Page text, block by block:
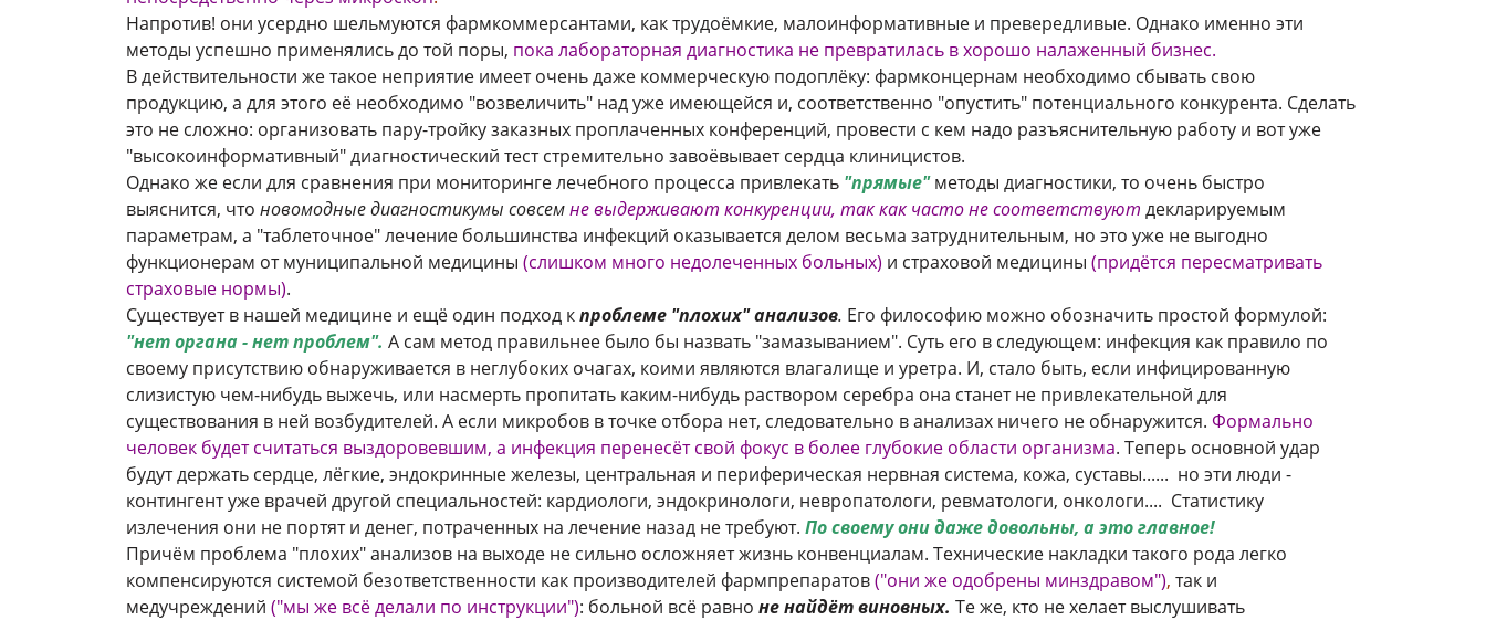
Напротив! они усердно шельмуются фармкоммерсантами, как трудоёмкие, малоинформативные и превередливые. Однако именно эти
методы успешно применялись до той поры, пока лабораторная диагностика не превратилась в хорошо налаженный бизнес.
В действительности же такое неприятие имеет очень даже коммерческую подоплёку: фармконцернам необходимо сбывать свою
продукцию, а для этого её необходимо "возвеличить" над уже имеющейся и, соответственно "опустить" потенциального конкурента. Сделать
это не сложно: организовать пару-тройку заказных проплаченных конференций, провести с кем надо разъяснительную работу и вот уже
"высокоинформативный" диагностический тест стремительно завоёвывает сердца клиницистов.
Однако же если для сравнения при мониторинге лечебного процесса привлекать "прямые" методы диагностики, то очень быстро
выяснится, что новомодные диагностикумы совсемне выдерживают конкуренции, так как часто не соответствуют декларируемым
параметрам, а "таблеточное" лечение большинства инфекций оказывается делом весьма затруднительным, но это уже не выгодно
функционерам от муниципальной медицины (слишком много недолеченных больных) и страховой медицины (придётся пересматривать
страховые нормы).
Существует в нашей медицине и ещё один подход кпроблеме "плохих" анализов. Его философию можно обозначить простой формулой:
"нет органа - нет проблем". А сам метод правильнее было бы назвать "замазыванием". Суть его в следующем: инфекция как правило по
своему присутствию обнаруживается в неглубоких очагах, коими являются влагалище и уретра. И, стало быть, если инфицированную
слизистую чем-нибудь выжечь, или насмерть пропитать каким-нибудь раствором серебра она станет не привлекательной для
существования в ней возбудителей. А если микробов в точке отбора нет, следовательно в анализах ничего не обнаружится. Формально
человек будет считаться выздоровевшим, а инфекция перенесёт свой фокус в более глубокие области организма. Теперь основной удар
будут держать сердце, лёгкие, эндокринные железы, центральная и периферическая нервная система, кожа, суставы...... но эти люди -
контингент уже врачей другой специальностей: кардиологи, эндокринологи, невропатологи, ревматологи, онкологи.... Статистику
излечения они не портят и денег, потраченных на лечение назад не требуют. По своему они даже довольны, а это главное!
Причём проблема "плохих" анализов на выходе не сильно осложняет жизнь конвенциалам. Технические накладки такого рода легко
компенсируются системой безответственности как производителей фармпрепаратов("они же одобрены минздравом"), так и
медучреждений ("мы же всё делали по инструкции"): больной всё равно не найдёт виновных. Те же, кто не хелает выслушивать